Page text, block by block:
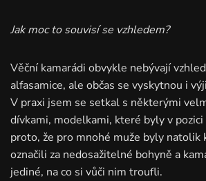
Jak moc to souvisí se vzhledem?
Věční kamarádi obvykle nebývají
alfasamice, ale občas se vyskytnou i
V praxi jsem se setkal s některými
dívkami, modelkami, které byly v pozici
proto, že pro mnohé muže byly natolik
označili za nedosažitelné bohyně a
jediné, na co si vůči nim troufli.